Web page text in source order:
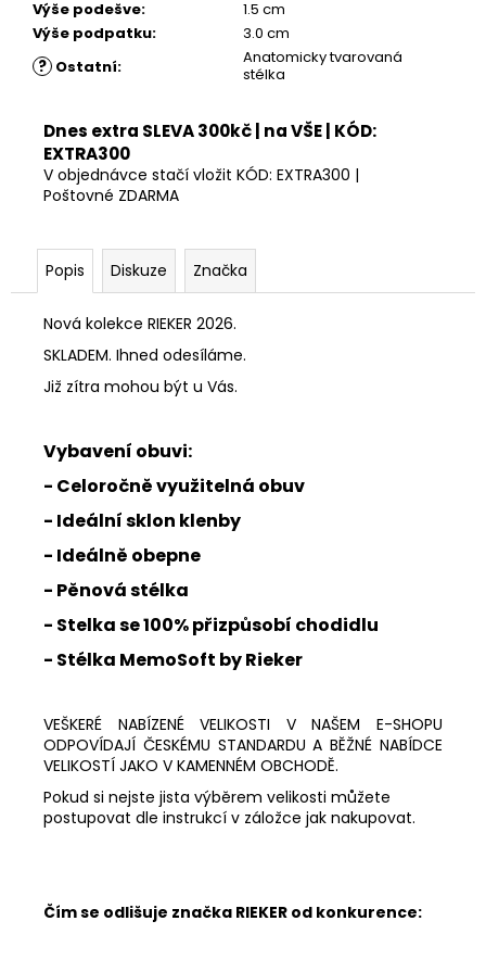
Výše podešve:
1.5 cm
Výše podpatku: 3.0 cm
? Ostatní:
Anatomicky tvarovaná
stélka
Dnes extra SLEVA 300kč | na VŠE | KÓD:
EXTRA300
V objednávce stačí vložit KÓD: EXTRA300 |
Poštovné ZDARMA
Popis Diskuze Značka
Nová kolekce RIEKER 2026.
SKLADEM. Ihned odesíláme.
Již zítra mohou být u Vás.
Vybavení obuvi:
- Celoročně využitelná obuv
- Ideální sklon klenby
- Ideálně obepne
- Pěnová stélka
- Stelka se 100% přizpůsobí chodidlu
- Stélka MemoSoft by Rieker
VEŠKERÉ NABÍZENÉ VELIKOSTI V NAŠEM E-SHOPU
ODPOVÍDAJÍ ČESKÉMU STANDARDU A BĚŽNÉ NABÍDCE
VELIKOSTÍ JAKO V KAMENNÉM OBCHODĚ.
Pokud si nejste jista výběrem velikosti můžete
postupovat dle instrukcí v záložce jak nakupovat.
Čím se odlišuje značka RIEKER od konkurence: